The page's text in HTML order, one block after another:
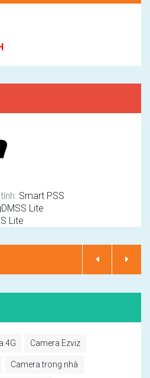
Smart PSS
Lite
Lite
4G Camera Ezviz
Camera trong nhà